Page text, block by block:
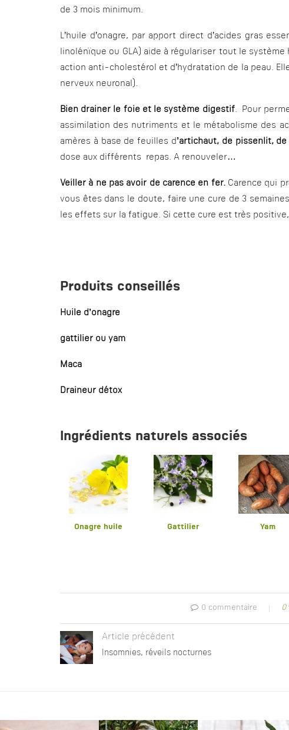
de 3 mois minimum.
L’huile d’onagre, par apport direct d’acides gras
linolénïque ou GLA) aide à régulariser tout le
action anti-cholestérol et d’hydratation de la peau.
nerveux neuronal).
Bien drainer le foie et le système digestif. Pour
assimilation des nutriments et le métabolisme des
amères à base de feuilles d’artichaut, de pissenlit,
dose aux différents repas. A renouveler…
Veiller à ne pas avoir de carence en fer. Carence qui
vous êtes dans le doute, faire une cure de 3
les effets sur la fatigue. Si cette cure est très
Produits conseillés
Huile d’onagre
gattilier ou yam
Maca
Draineur détox
Ingrédients naturels associés
Onagre huile Gattilier Yam
0 commentaire 0
Article précédent
Insomnies, réveils nocturnes